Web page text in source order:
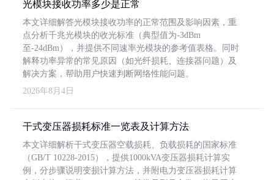
光模块接收功率多少是正常
本文详细解答光模块接收功率的正常范围及影响因素，重
点分析千兆光模块的收光标准（典型值为-3dBm
至-24dBm），并提供不同速率光模块的参考值表格。同时
解释功率异常的常见原因（如光纤损耗、连接器问题）及
解决方案，帮助用户快速判断网络性能问题。
2026年8月4日
干式变压器损耗标准一览表及计算方法
本文详细解析干式变压器空载损耗、负载损耗的国家标准
（GB/T 10228-2015），提供1000kVA变压器损耗计算实
例，分步骤说明变损计算方法，并附电力变压器损耗计算